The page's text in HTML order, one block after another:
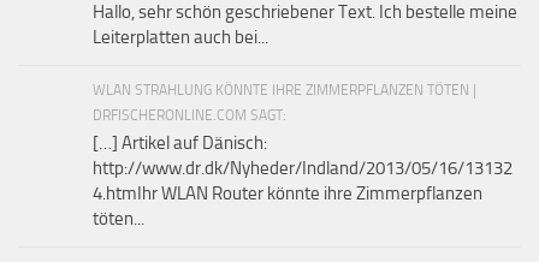
Hallo, sehr schön geschriebener Text. Ich bestelle meine
Leiterplatten auch bei...
WLAN STRAHLUNG KÖNNTE IHRE ZIMMERPFLANZEN TÖTEN |
DRFISCHERONLINE.COM SAGT:
[…] Artikel auf Dänisch:
http://www.dr.dk/Nyheder/Indland/2013/05/16/13132
4.htmIhr WLAN Router könnte ihre Zimmerpflanzen
töten...